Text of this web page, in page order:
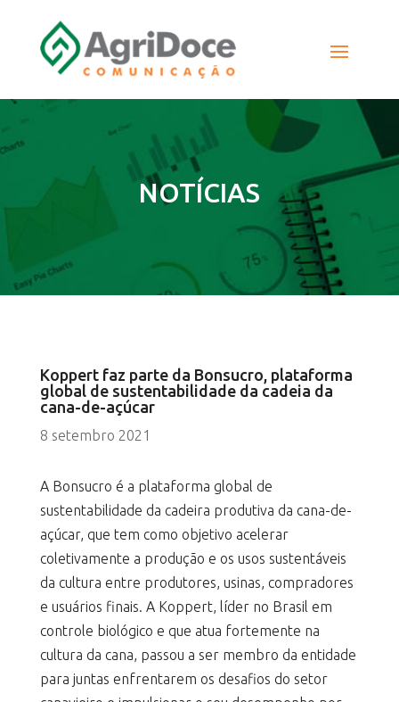
NOTÍCIAS
Koppert faz parte da Bonsucro, plataforma
global de sustentabilidade da cadeia da
cana-de-açúcar
8 setembro 2021
A Bonsucro é a plataforma global de
sustentabilidade da cadeira produtiva da cana-de-
açúcar, que tem como objetivo acelerar
coletivamente a produção e os usos sustentáveis
da cultura entre produtores, usinas, compradores
e usuários finais. A Koppert, líder no Brasil em
controle biológico e que atua fortemente na
cultura da cana, passou a ser membro da entidade
para juntas enfrentarem os desafios do setor